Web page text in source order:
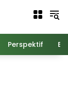
Perspektif